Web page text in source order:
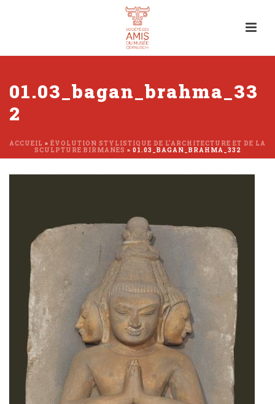
01.03_bagan_brahma_33
2
ACCUEIL » ÉVOLUTION STYLISTIQUE DE L’ARCHITECTURE ET DE LA
SCULPTURE BIRMANES » 01.03_BAGAN_BRAHMA_332